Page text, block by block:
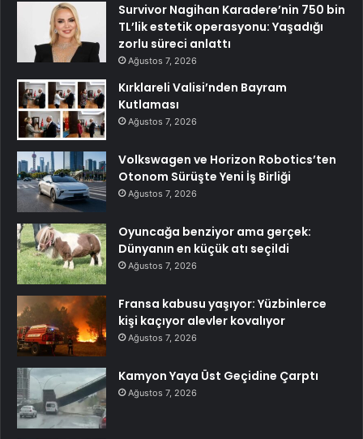
Survivor Nagihan Karadere’nin 750 bin
TL’lik estetik operasyonu: Yaşadığı
zorlu süreci anlattı
Ağustos 7, 2026
Kırklareli Valisi’nden Bayram
Kutlaması
Ağustos 7, 2026
Volkswagen ve Horizon Robotics’ten
Otonom Sürüşte Yeni İş Birliği
Ağustos 7, 2026
Oyuncağa benziyor ama gerçek:
Dünyanın en küçük atı seçildi
Ağustos 7, 2026
Fransa kabusu yaşıyor: Yüzbinlerce
kişi kaçıyor alevler kovalıyor
Ağustos 7, 2026
Kamyon Yaya Üst Geçidine Çarptı
Ağustos 7, 2026